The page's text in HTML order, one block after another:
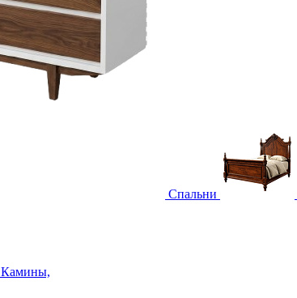
Спальни
Камины,